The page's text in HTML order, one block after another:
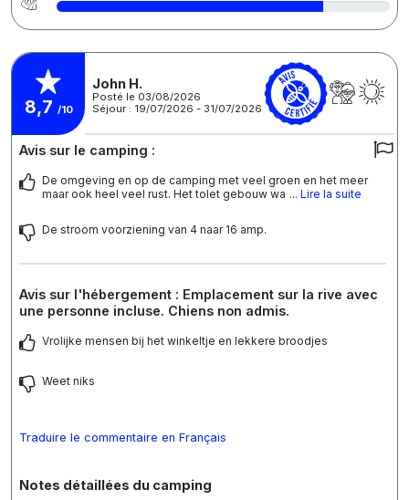
8,7 /10
John H.
Posté le 03/08/2026
Séjour : 19/07/2026 - 31/07/2026
Avis sur le camping :
De omgeving en op de camping met veel groen en het meer
maar ook heel veel rust. Het tolet gebouw wa ... Lire la suite
De stroom voorziening van 4 naar 16 amp.
Avis sur l'hébergement : Emplacement sur la rive avec
une personne incluse. Chiens non admis.
Vrolijke mensen bij het winkeltje en lekkere broodjes
Weet niks
Traduire le commentaire en Français
Notes détaillées du camping